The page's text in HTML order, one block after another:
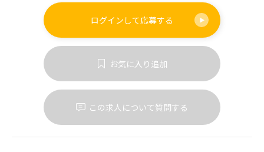
ログインして応募する
お気に入り追加
この求人について質問する